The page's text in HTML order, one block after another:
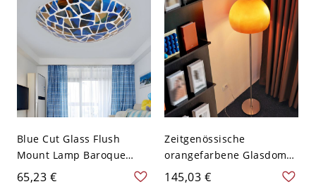
Blue Cut Glass Flush
Mount Lamp Baroque
2/3/4 Lights Mosaic
Patterned Flushmount for
65,23 €
Zeitgenössische
orangefarbene Glasdom-
Stehlampe für moderne
Wohnkultur - 110V-120V
145,03 €